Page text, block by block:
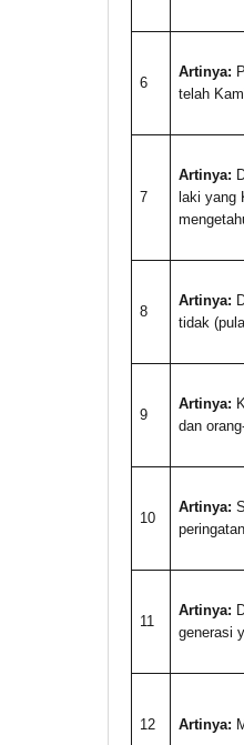
6
Artinya:
telah
7
Artinya:
laki yang
8
Artinya:
tidak
9
Artinya:
dan
10
Artinya:
11
Artinya:
generasi
12 Artinya: